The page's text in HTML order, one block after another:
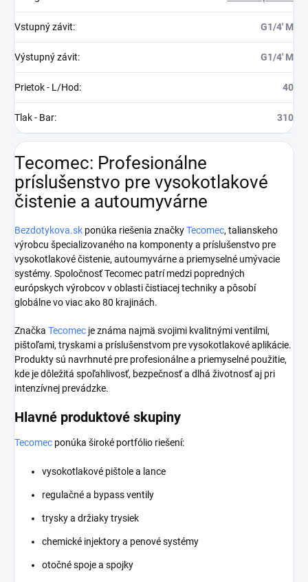
Vstupný závit: G1/4' M
Výstupný závit: G1/4' M
Prietok - L/Hod: 40
Tlak - Bar: 310
Tecomec: Profesionálne
príslušenstvo pre vysokotlakové
čistenie a autoumyvárne
Bezdotykova.sk ponúka riešenia značkyTecomec, talianskeho
výrobcu špecializovaného na komponenty a príslušenstvo pre
vysokotlakové čistenie, autoumyvárne a priemyselné umývacie
systémy. Spoločnosť Tecomec patrí medzi popredných
európskych výrobcov v oblasti čistiacej techniky a pôsobí
globálne vo viac ako 80 krajinách.
Značka Tecomec je známa najmä svojimi kvalitnými ventilmi,
pištoľami, tryskami a príslušenstvom pre vysokotlakové aplikácie.
Produkty sú navrhnuté pre profesionálne a priemyselné použitie,
kde je dôležitá spoľahlivosť, bezpečnosť a dlhá životnosť aj pri
intenzívnej prevádzke.
Hlavné produktové skupiny
Tecomec ponúka široké portfólio riešení:
vysokotlakové pištole a lance
regulačné a bypass ventily
trysky a držiaky trysiek
chemické injektory a penové systémy
otočné spoje a spojky